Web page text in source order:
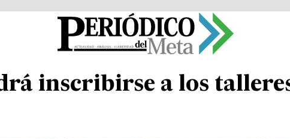
inscribirse a los